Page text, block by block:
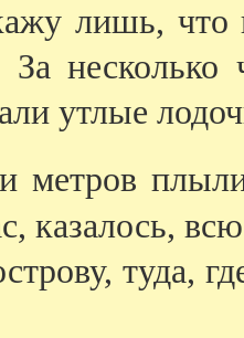
лишь, что
несколько
утлые
метров
казалось,
туда,